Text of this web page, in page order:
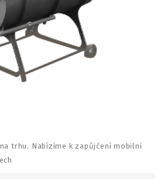
trhu. Nabízíme k zapůjčení mobilní